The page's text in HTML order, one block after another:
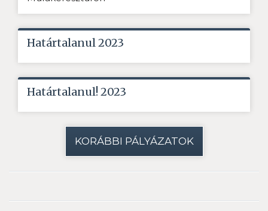
Határtalanul 2023
Határtalanul! 2023
KORÁBBI PÁLYÁZATOK